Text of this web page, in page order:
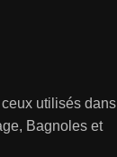
utilisés dans
Bagnoles et